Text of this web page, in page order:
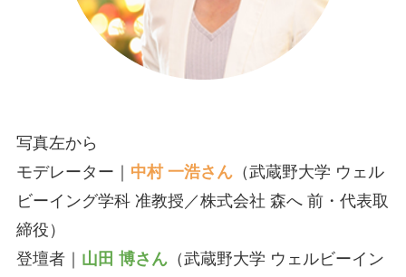
写真左から
モデレーター｜ 中村 一浩さん（武蔵野大学 ウェル
ビーイング学科 准教授／株式会社 森へ 前・代表取
締役）
登壇者｜ 山田 博さん（武蔵野大学 ウェルビーイン